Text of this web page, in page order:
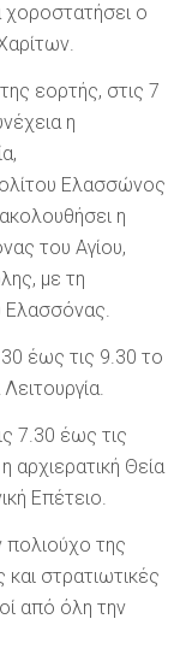
χοροστατήσει ο
εορτής, στις 7
η
Ελασσώνος
η
του Αγίου,
με τη
Ελασσόνας.
έως τις 9.30 το
7.30 έως τις
Θεία
Επέτειο.
πολιούχο της
στρατιωτικές
από όλη την